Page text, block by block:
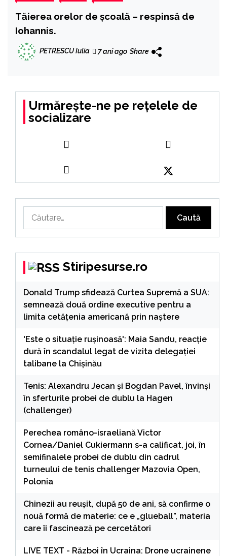
Tăierea orelor de școală – respinsă de
Iohannis.
PETRESCU Iulia 7 ani ago Share
Urmărește-ne pe rețelele de
socializare
Stiripesurse.ro
Donald Trump sfidează Curtea Supremă a SUA:
semnează două ordine executive pentru a
limita cetățenia americană prin naștere
'Este o situație rușinoasă': Maia Sandu, reacție
dură în scandalul legat de vizita delegației
talibane la Chișinău
Tenis: Alexandru Jecan şi Bogdan Pavel, învinşi
în sferturile probei de dublu la Hagen
(challenger)
Perechea româno-israeliană Victor
Cornea/Daniel Cukiermann s-a calificat, joi, în
semifinalele probei de dublu din cadrul
turneului de tenis challenger Mazovia Open,
Polonia
Chinezii au reușit, după 50 de ani, să confirme o
nouă formă de materie: ce e „glueball”, materia
care îi fascinează pe cercetători
LIVE TEXT - Război în Ucraina: Drone ucrainene